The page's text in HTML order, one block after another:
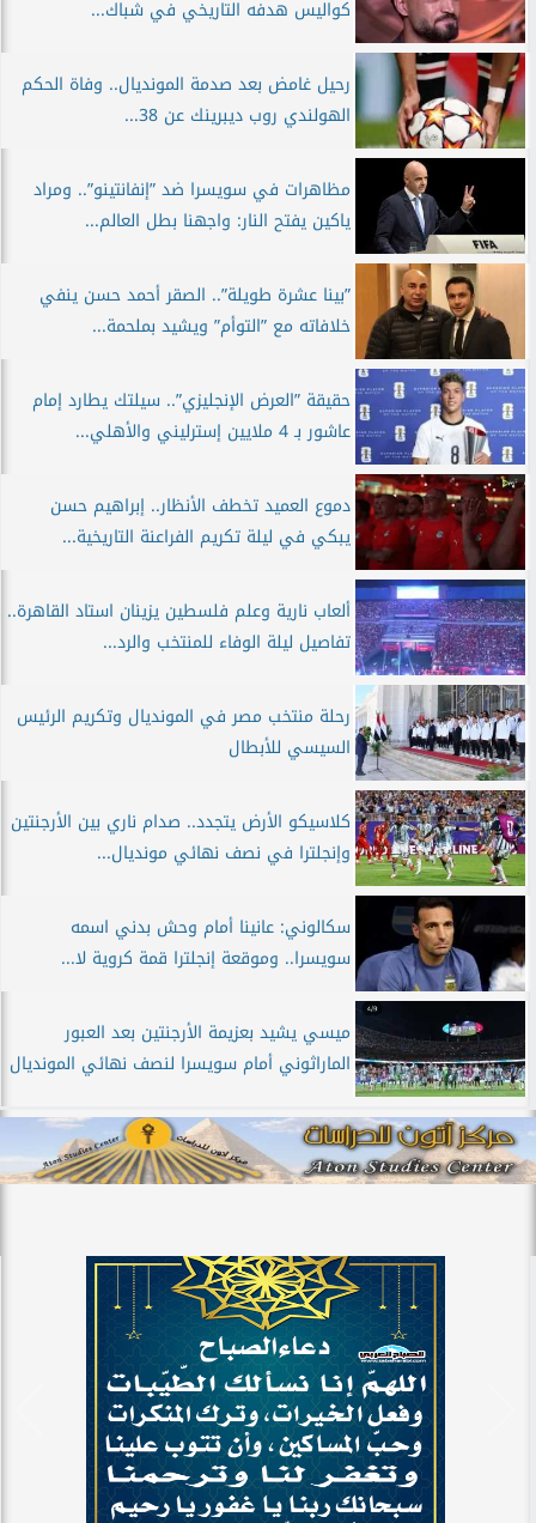
كواليس هدفه التاريخي في شباك...
رحيل غامض بعد صدمة المونديال.. وفاة الحكم
الهولندي روب ديبرينك عن 38...
مظاهرات في سويسرا ضد ”إنفانتينو”.. ومراد
ياكين يفتح النار: واجهنا بطل العالم...
”بينا عشرة طويلة”.. الصقر أحمد حسن ينفي
خلافاته مع ”التوأم” ويشيد بملحمة...
حقيقة ”العرض الإنجليزي”.. سيلتك يطارد إمام
عاشور بـ 4 ملايين إسترليني والأهلي...
دموع العميد تخطف الأنظار.. إبراهيم حسن
يبكي في ليلة تكريم الفراعنة التاريخية...
ألعاب نارية وعلم فلسطين يزينان استاد القاهرة..
تفاصيل ليلة الوفاء للمنتخب والرد...
رحلة منتخب مصر في المونديال وتكريم الرئيس
السيسي للأبطال
كلاسيكو الأرض يتجدد.. صدام ناري بين الأرجنتين
وإنجلترا في نصف نهائي مونديال...
سكالوني: عانينا أمام وحش بدني اسمه
سويسرا.. وموقعة إنجلترا قمة كروية لا...
ميسي يشيد بعزيمة الأرجنتين بعد العبور
الماراثوني أمام سويسرا لنصف نهائي المونديال